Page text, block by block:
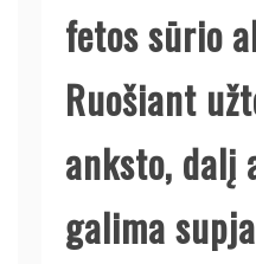
fetos sūrio
Ruošiant
anksto, dalį
galima